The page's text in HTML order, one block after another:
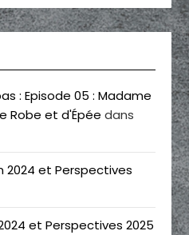
: Episode 05 : Madame
Robe et d'Épée dans
2024 et Perspectives
et Perspectives 2025